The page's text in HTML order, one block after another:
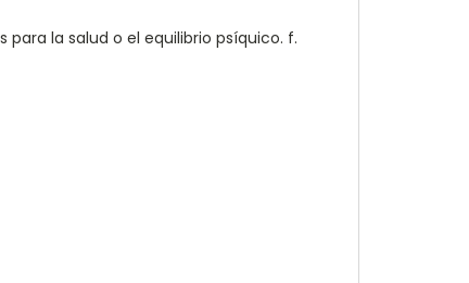
la salud o el equilibrio psíquico. f.